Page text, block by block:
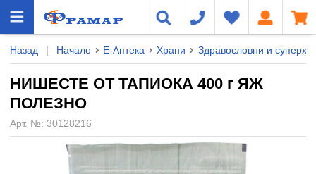
Назад | Начало Е-Аптека Храни Здравословни и
НИШЕСТЕ ОТ ТАПИОКА 400 г ЯЖ
ПОЛЕЗНО
Арт. №: 30128216